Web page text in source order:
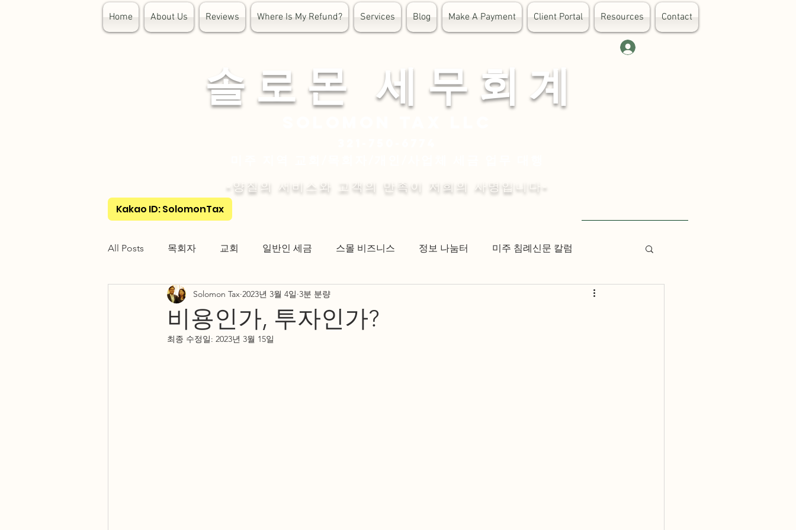
Home About Us Reviews Where Is My Refund? Services Blog Make A Payment Client Portal Resources Contact
​솔 로 몬 세 무 회 계
-양질의 서비스와 고객의 만족이 저희의 사명입니다-
Kakao ID: SolomonTax
All Posts 목회자 교회 일반인 세금 스몰 비즈니스 정보 나눔터 미주 침례신문 칼럼
Testimonials Resources 세금 관련 뉴스
비용인가, 투자인가?
Solomon Tax 2023년 3월 4일 3분 분량
최종 수정일: 2023년 3월 15일